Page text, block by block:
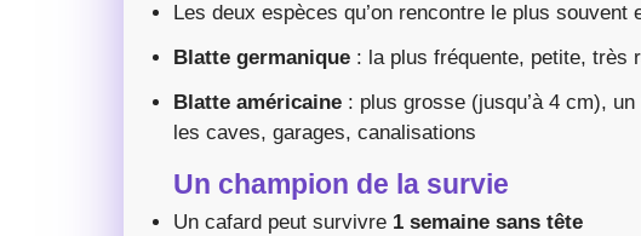
Les deux espèces qu’on rencontre le plus souvent
Blatte germanique : la plus fréquente, petite, très
Blatte américaine : plus grosse (jusqu’à 4 cm),
les caves, garages, canalisations
Un champion de la survie
Un cafard peut survivre 1 semaine sans tête